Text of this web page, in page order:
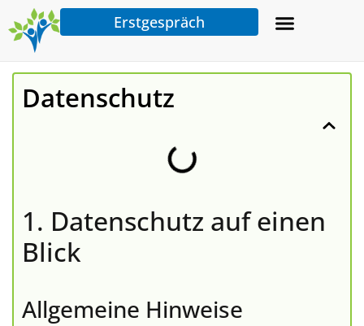
Erstgespräch
Datenschutz
1. Datenschutz auf einen
Blick
Allgemeine Hinweise